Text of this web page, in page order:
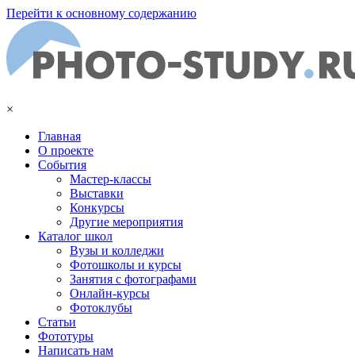
Перейти к основному содержанию
×
Главная
О проекте
События
Мастер-классы
Выставки
Конкурсы
Другие мероприятия
Каталог школ
Вузы и колледжи
Фотошколы и курсы
Занятия с фотографами
Онлайн-курсы
Фотоклубы
Статьи
Фототуры
Написать нам